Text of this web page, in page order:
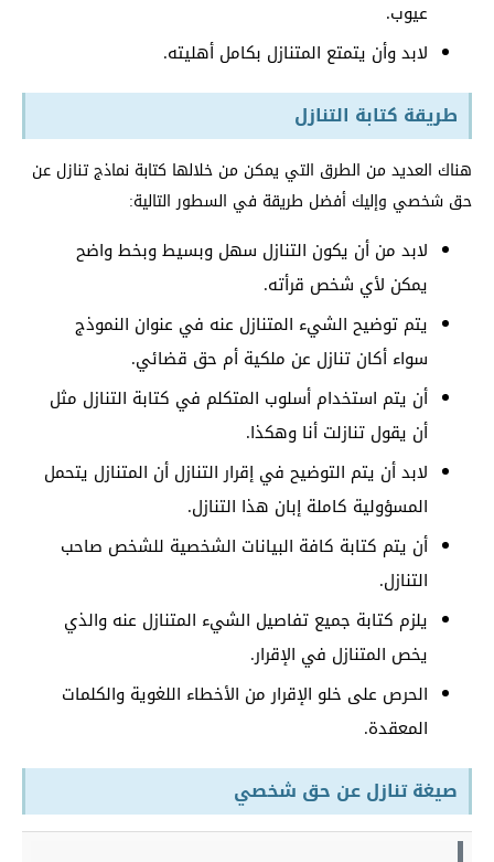
عيوب.
لابد وأن يتمتع المتنازل بكامل أهليته.
طريقة كتابة التنازل
هناك العديد من الطرق التي يمكن من خلالها كتابة نماذج تنازل عن
حق شخصي وإليك أفضل طريقة في السطور التالية:
لابد من أن يكون التنازل سهل وبسيط وبخط واضح
يمكن لأي شخص قرأته.
يتم توضيح الشيء المتنازل عنه في عنوان النموذج
سواء أكان تنازل عن ملكية أم حق قضائي.
أن يتم استخدام أسلوب المتكلم في كتابة التنازل مثل
أن يقول تنازلت أنا وهكذا.
لابد أن يتم التوضيح في إقرار التنازل أن المتنازل يتحمل
المسؤولية كاملة إبان هذا التنازل.
أن يتم كتابة كافة البيانات الشخصية للشخص صاحب
التنازل.
يلزم كتابة جميع تفاصيل الشيء المتنازل عنه والذي
يخص المتنازل في الإقرار.
الحرص على خلو الإقرار من الأخطاء اللغوية والكلمات
المعقدة.
صيغة تنازل عن حق شخصي